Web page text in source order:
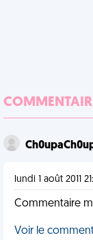
lundi 1 août 2011
Commentaire
Voir le